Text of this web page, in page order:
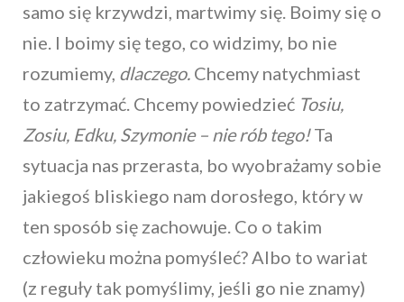
samo się krzywdzi, martwimy się. Boimy się o
nie. I boimy się tego, co widzimy, bo nie
rozumiemy, dlaczego. Chcemy natychmiast
to zatrzymać. Chcemy powiedzieć Tosiu,
Zosiu, Edku, Szymonie – nie rób tego!Ta
sytuacja nas przerasta, bo wyobrażamy sobie
jakiegoś bliskiego nam dorosłego, który w
ten sposób się zachowuje. Co o takim
człowieku można pomyśleć? Albo to wariat
(z reguły tak pomyślimy, jeśli go nie znamy)